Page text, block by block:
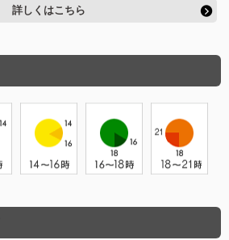
詳しくはこちら